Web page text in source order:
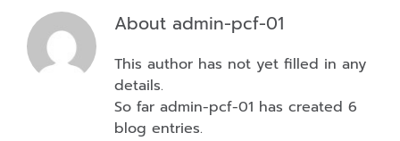
About admin-pcf-01
This author has not yet filled in any
details.
So far admin-pcf-01 has created 6
blog entries.